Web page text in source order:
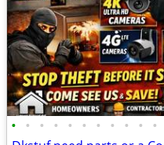
• • • • • • • • • • •